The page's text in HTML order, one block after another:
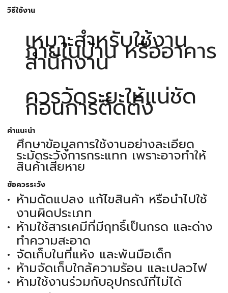
วิธีใช้งาน
เหมาะสำหรับใช้งาน
ภายในบ้าน หรืออาคาร
สำนักงาน
ควรวัดระยะให้แน่ชัด
ก่อนการติดตั้ง
คำแนะนำ
ศึกษาข้อมูลการใช้งานอย่างละเอียด
ระมัดระวังการกระแทก เพราะอาจทำให้
สินค้าเสียหาย
ข้อควรระวัง
ห้ามดัดแปลง แก้ไขสินค้า หรือนำไปใช้
งานผิดประเภท
ห้ามใช้สารเคมีที่มีฤทธิ์เป็นกรด และด่าง
ทำความสะอาด
จัดเก็บในที่แห้ง และพ้นมือเด็ก
ห้ามจัดเก็บใกล้ความร้อน และเปลวไฟ
ห้ามใช้งานร่วมกับอุปกรณ์ที่ไม่ได้